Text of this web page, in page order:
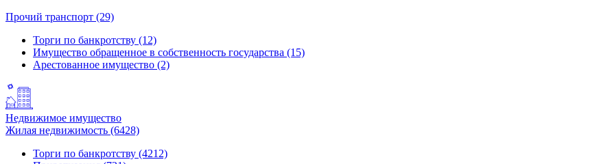
Прочий транспорт (29)
Торги по банкротству (12)
Имущество обращенное в собственность государства (15)
Арестованное имущество (2)
Недвижимое имущество
Жилая недвижимость (6428)
Торги по банкротству (4212)